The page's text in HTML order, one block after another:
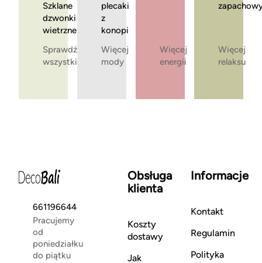
Szklane
dzwonki
wietrzne
Sprawdź
wszystkie
plecaki
z
konopi
Więcej
mody
Więcej
energii
Więcej
relaksu
661196644
Pracujemy
od
poniedziałku
do piątku
Obsługa
klienta
Koszty
dostawy
Jak
Informacje
Kontakt
Regulamin
Polityka